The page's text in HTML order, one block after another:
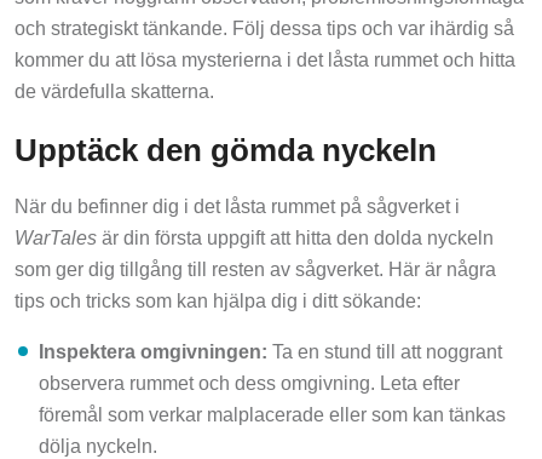
och strategiskt tänkande. Följ dessa tips och var ihärdig så
kommer du att lösa mysterierna i det låsta rummet och hitta
de värdefulla skatterna.
Upptäck den gömda nyckeln
När du befinner dig i det låsta rummet på sågverket i
WarTales är din första uppgift att hitta den dolda nyckeln
som ger dig tillgång till resten av sågverket. Här är några
tips och tricks som kan hjälpa dig i ditt sökande:
Inspektera omgivningen: Ta en stund till att noggrant
observera rummet och dess omgivning. Leta efter
föremål som verkar malplacerade eller som kan tänkas
dölja nyckeln.